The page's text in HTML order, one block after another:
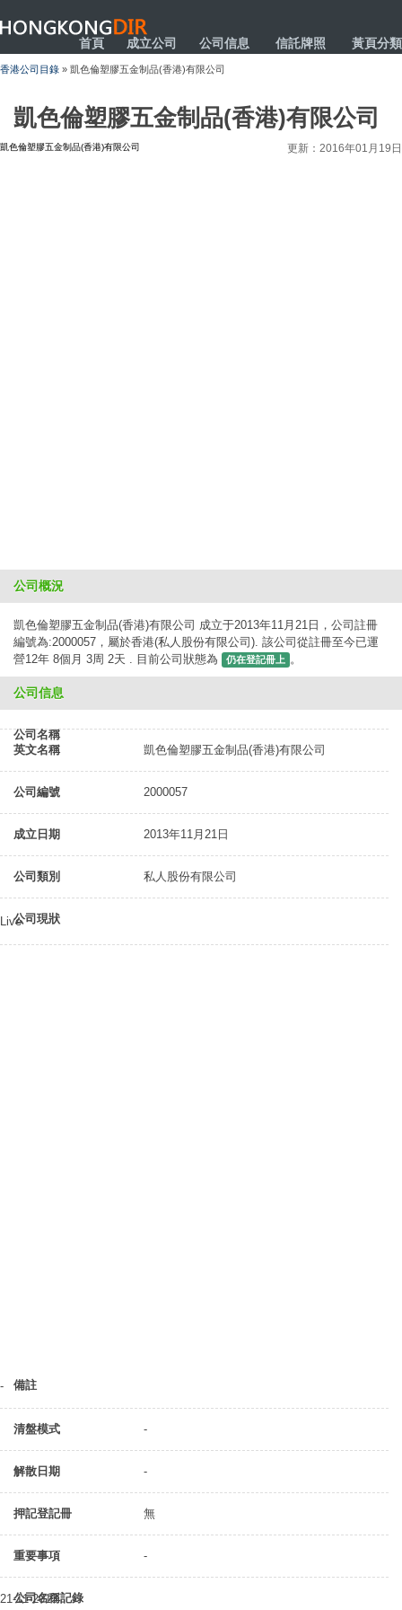
HONGKONGDIR
首頁 成立公司 公司信息 信託牌照 黃頁分類
香港公司目錄 » 凱色倫塑膠五金制品(香港)有限公司
凱色倫塑膠五金制品(香港)有限公司
凱色倫塑膠五金制品(香港)有限公司 更新：2016年01月19日
公司概況
凱色倫塑膠五金制品(香港)有限公司 成立于2013年11月21日，公司註冊
編號為:2000057，屬於香港(私人股份有限公司). 該公司從註冊至今已運
營12年 8個月 3周 2天 . 目前公司狀態為
仍在登記冊上 。
公司信息
公司名稱
英文名稱
凱色倫塑膠五金制品(香港)有限公司
公司編號 2000057
成立日期 2013年11月21日
公司類別 私人股份有限公司
公司現狀
Live
備註
-
清盤模式 -
解散日期 -
押記登記冊 無
重要事項 -
公司名稱記錄
21-11-2013